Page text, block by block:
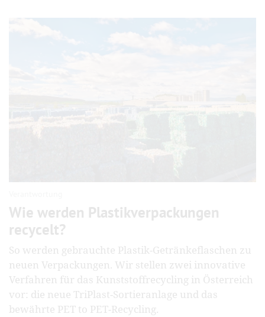
Wie werden Plastikverpackungen
recycelt?
So werden gebrauchte Plastik-Getränkeflaschen zu
neuen Verpackungen. Wir stellen zwei innovative
Verfahren für das Kunststoffrecycling in Österreich
vor: die neue TriPlast-Sortieranlage und das
bewährte PET to PET-Recycling.